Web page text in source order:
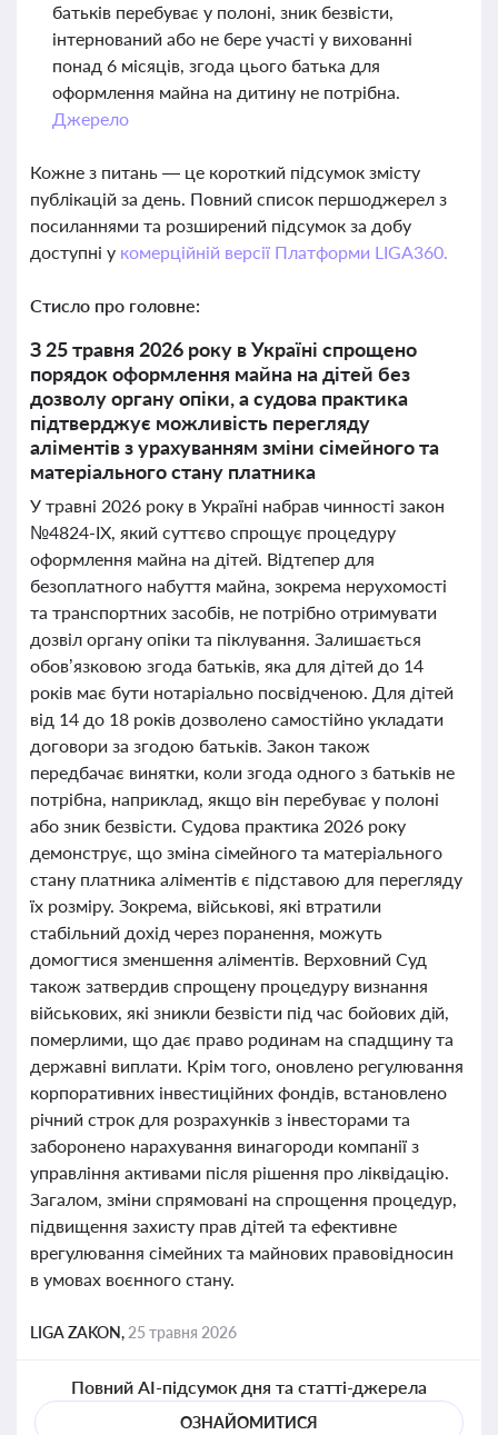
батьків перебуває у полоні, зник безвісти,
інтернований або не бере участі у вихованні
понад 6 місяців, згода цього батька для
оформлення майна на дитину не потрібна.
Джерело
Кожне з питань — це короткий підсумок змісту
публікацій за день. Повний список першоджерел з
посиланнями та розширений підсумок за добу
доступні у комерційній версії Платформи LIGA360.
Стисло про головне:
З 25 травня 2026 року в Україні спрощено
порядок оформлення майна на дітей без
дозволу органу опіки, а судова практика
підтверджує можливість перегляду
аліментів з урахуванням зміни сімейного та
матеріального стану платника
У травні 2026 року в Україні набрав чинності закон
№4824-IX, який суттєво спрощує процедуру
оформлення майна на дітей. Відтепер для
безоплатного набуття майна, зокрема нерухомості
та транспортних засобів, не потрібно отримувати
дозвіл органу опіки та піклування. Залишається
обов’язковою згода батьків, яка для дітей до 14
років має бути нотаріально посвідченою. Для дітей
від 14 до 18 років дозволено самостійно укладати
договори за згодою батьків. Закон також
передбачає винятки, коли згода одного з батьків не
потрібна, наприклад, якщо він перебуває у полоні
або зник безвісти. Судова практика 2026 року
демонструє, що зміна сімейного та матеріального
стану платника аліментів є підставою для перегляду
їх розміру. Зокрема, військові, які втратили
стабільний дохід через поранення, можуть
домогтися зменшення аліментів. Верховний Суд
також затвердив спрощену процедуру визнання
військових, які зникли безвісти під час бойових дій,
померлими, що дає право родинам на спадщину та
державні виплати. Крім того, оновлено регулювання
корпоративних інвестиційних фондів, встановлено
річний строк для розрахунків з інвесторами та
заборонено нарахування винагороди компанії з
управління активами після рішення про ліквідацію.
Загалом, зміни спрямовані на спрощення процедур,
підвищення захисту прав дітей та ефективне
врегулювання сімейних та майнових правовідносин
в умовах воєнного стану.
LIGA ZAKON, 25 травня 2026
Повний AI-підсумок дня та статті-джерела
ОЗНАЙОМИТИСЯ